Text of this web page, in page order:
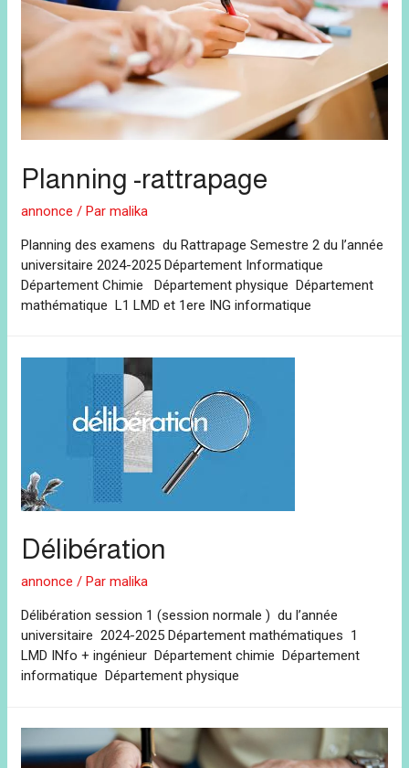
Planning -rattrapage
annonce / Parmalika
Planning des examens du Rattrapage Semestre 2 du l’année
universitaire 2024-2025 Département Informatique
Département Chimie Département physique Département
mathématique L1 LMD et 1ere ING informatique
Délibération
annonce / Parmalika
Délibération session 1 (session normale ) du l’année
universitaire 2024-2025 Département mathématiques 1
LMD INfo + ingénieur Département chimie Département
informatique Département physique